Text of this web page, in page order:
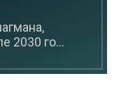
2030 го...